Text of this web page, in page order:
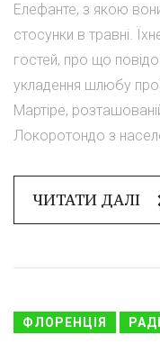
Елефанте, з якою
стосунки в травні.
гостей, про що
укладення шлюбу
Мартіре,
Локоротондо з
ЧИТАТИ ДАЛІ
ФЛОРЕНЦІЯ